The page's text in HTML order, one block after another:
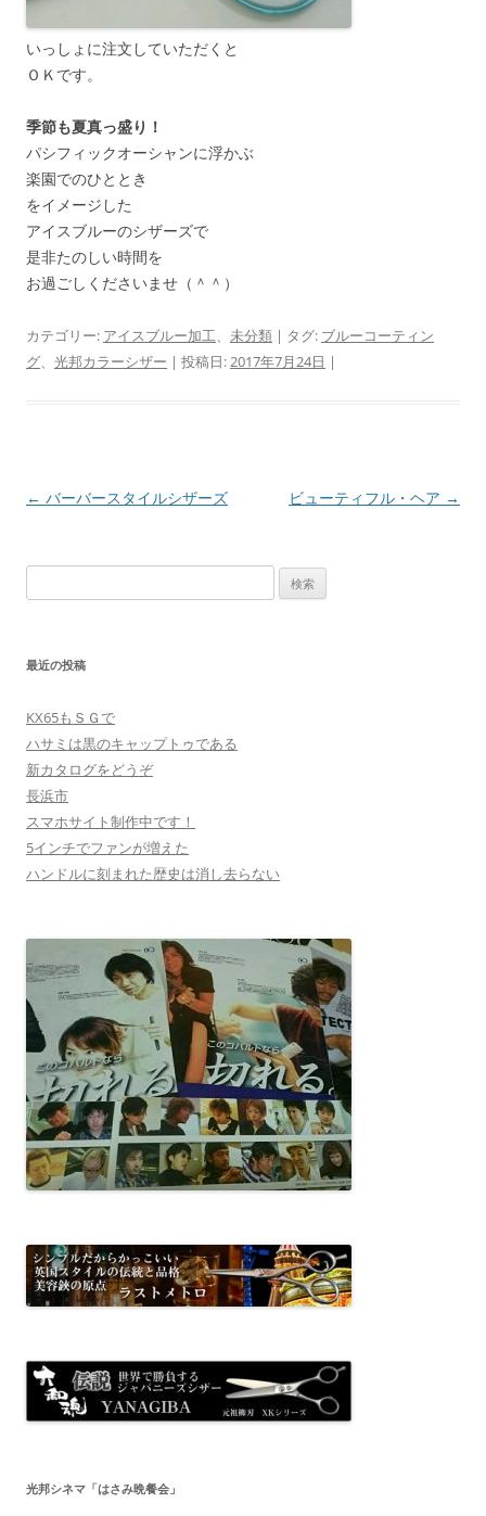
いっしょに注文していただくと
ＯＫです。
季節も夏真っ盛り！
パシフィックオーシャンに浮かぶ
楽園でのひととき
をイメージした
アイスブルーのシザーズで
是非たのしい時間を
お過ごしくださいませ（＾＾）
カテゴリー: アイスブルー加工、 未分類 | タグ: ブルーコーティン
グ、 光邦カラーシザー | 投稿日:2017年7月24日 |
投
ョ
ン
← バーバースタイルシザーズ ビューティフル・ヘア →
索:
最近の投稿
KX65もＳＧで
ハサミは黒のキャップトゥである
新カタログをどうぞ
長浜市
スマホサイト制作中です！
5インチでファンが増えた
ハンドルに刻まれた歴史は消し去らない
光邦シネマ「はさみ晩餐会」